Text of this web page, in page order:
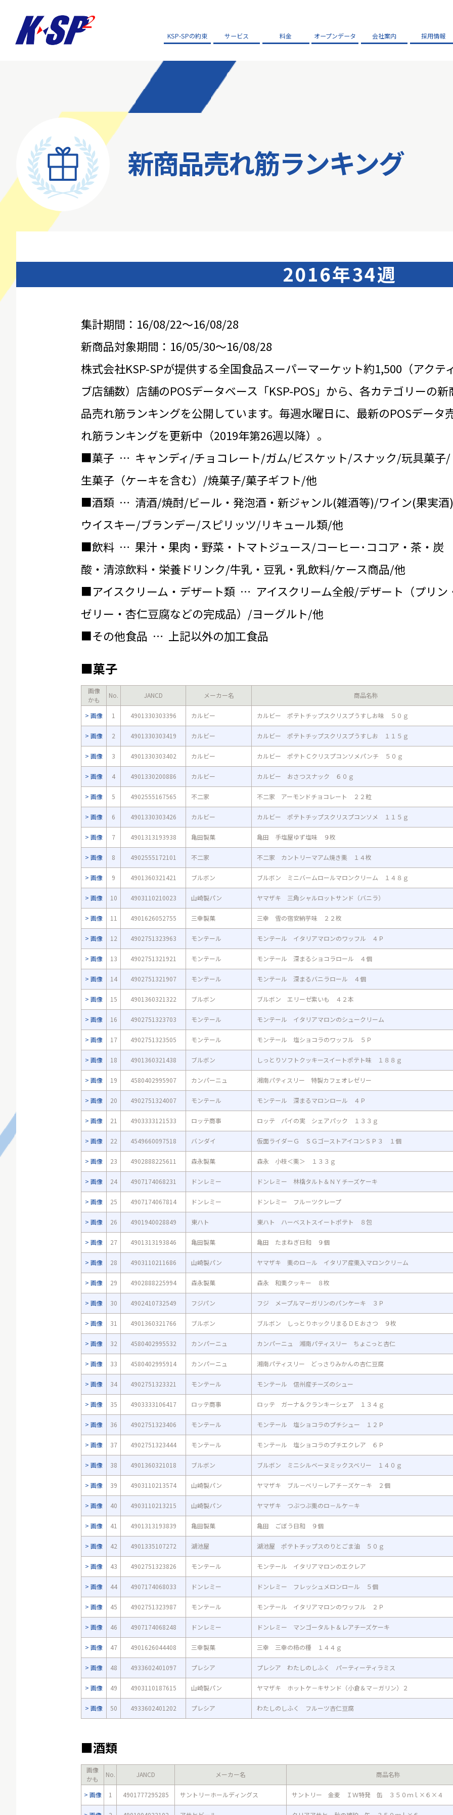
KSP-SPの約束 サービス 料金 オープンデータ 会社案内 採用情報
新商品売れ筋ランキング
2016年34週
集計期間：16/08/22～16/08/28
新商品対象期間：16/05/30～16/08/28
株式会社KSP-SPが提供する全国食品スーパーマーケット約1,500（アクテ
ブ店舗数）店舗のPOSデータベース「KSP-POS」から、各カテゴリーの新
品売れ筋ランキングを公開しています。毎週水曜日に、最新のPOSデータ
れ筋ランキングを更新中（2019年第26週以降）。
■菓子 … キャンディ/チョコレート/ガム/ビスケット/スナック/玩具菓子/
生菓子（ケーキを含む）/焼菓子/菓子ギフト/他
■酒類 … 清酒/焼酎/ビール・発泡酒・新ジャンル(雑酒等)/ワイン(果実
ウイスキー/ブランデー/スピリッツ/リキュール類/他
■飲料 … 果汁・果肉・野菜・トマトジュース/コーヒー･ココア・茶・炭
酸・清涼飲料・栄養ドリンク/牛乳・豆乳・乳飲料/ケース商品/他
■アイスクリーム・デザート類 … アイスクリーム全般/デザート（プリン
ゼリー・杏仁豆腐などの完成品）/ヨーグルト/他
■その他食品 … 上記以外の加工食品
■菓子
画像
かも
No. JANCD メーカー名 商品名称
画像 1 4901330303396 カルビー カルビー ポテトチップスクリスプうすしお味 ５０ｇ
画像 2 4901330303419 カルビー カルビー ポテトチップスクリスプうすしお １１５ｇ
画像 3 4901330303402 カルビー カルビー ポテトＣクリスプコンソメパンチ ５０ｇ
画像 4 4901330200886 カルビー カルビー おさつスナック ６０ｇ
画像 5 4902555167565 不二家 不二家 アーモンドチョコレート ２２粒
画像 6 4901330303426 カルビー カルビー ポテトチップスクリスプコンソメ １１５ｇ
画像 7 4901313193938 亀田製菓 亀田 手塩屋ゆず塩味 ９枚
画像 8 4902555172101 不二家 不二家 カントリーマアム焼き栗 １４枚
画像 9 4901360321421 ブルボン ブルボン ミニバームロールマロンクリーム １４８ｇ
画像 10 4903110210023 山崎製パン ヤマザキ 三角シャルロットサンド（バニラ）
画像 11 4901626052755 三幸製菓 三幸 雪の宿安納芋味 ２２枚
画像 12 4902751323963 モンテール モンテール イタリアマロンのワッフル ４Ｐ
画像 13 4902751321921 モンテール モンテール 深まるショコラロール ４個
画像 14 4902751321907 モンテール モンテール 深まるバニラロール ４個
画像 15 4901360321322 ブルボン ブルボン エリーゼ紫いも ４２本
画像 16 4902751323703 モンテール モンテール イタリアマロンのシュークリーム
画像 17 4902751323505 モンテール モンテール 塩ショコラのワッフル ５Ｐ
画像 18 4901360321438 ブルボン しっとりソフトクッキースイートポテト味 １８８ｇ
画像 19 4580402995907 カンパーニュ 湘南パティスリー 特製カフェオレゼリー
画像 20 4902751324007 モンテール モンテール 深まるマロンロール ４Ｐ
画像 21 4903333121533 ロッテ商事 ロッテ パイの実 シェアパック １３３ｇ
画像 22 4549660097518 バンダイ 仮面ライダーＧ ＳＧゴーストアイコンＳＰ３ １個
画像 23 4902888225611 森永製菓 森永 小枝＜栗＞ １３３ｇ
画像 24 4907174068231 ドンレミー ドンレミー 林檎タルト＆ＮＹチーズケーキ
画像 25 4907174067814 ドンレミー ドンレミー フルーツクレープ
画像 26 4901940028849 東ハト 東ハト ハーベストスイートポテト ８包
画像 27 4901313193846 亀田製菓 亀田 たまねぎ日和 ９個
画像 28 4903110211686 山崎製パン ヤマザキ 栗のロ－ル イタリア産栗入マロンクリ－ム
画像 29 4902888225994 森永製菓 森永 和栗クッキー ８枚
画像 30 4902410732549 フジパン フジ メープルマーガリンのパンケーキ ３Ｐ
画像 31 4901360321766 ブルボン ブルボン しっとりホックリまるＤＥおさつ ９枚
画像 32 4580402995532 カンパーニュ カンパーニュ 湘南パティスリー ちょこっと杏仁
画像 33 4580402995914 カンパーニュ 湘南パティスリー どっさりみかんの杏仁豆腐
画像 34 4902751323321 モンテール モンテール 信州産チーズのシュー
画像 35 4903333106417 ロッテ商事 ロッテ ガーナ＆クランキーシェア １３４ｇ
画像 36 4902751323406 モンテール モンテール 塩ショコラのプチシュー １２Ｐ
画像 37 4902751323444 モンテール モンテール 塩ショコラのプチエクレア ６Ｐ
画像 38 4901360321018 ブルボン ブルボン ミニシルベーヌミックスベリー １４０ｇ
画像 39 4903110213574 山崎製パン ヤマザキ ブル－ベリ－レアチ－ズケ－キ ２個
画像 40 4903110213215 山崎製パン ヤマザキ つぶつぶ栗のロ－ルケ－キ
画像 41 4901313193839 亀田製菓 亀田 ごぼう日和 ９個
画像 42 4901335107272 湖池屋 湖池屋 ポテトチップスのりとごま油 ５０ｇ
画像 43 4902751323826 モンテール モンテール イタリアマロンのエクレア
画像 44 4907174068033 ドンレミー ドンレミー フレッシュメロンロール ５個
画像 45 4902751323987 モンテール モンテール イタリアマロンのワッフル ２Ｐ
画像 46 4907174068248 ドンレミー ドンレミー マンゴータルト＆レアチーズケーキ
画像 47 4901626044408 三幸製菓 三幸 三幸の柿の種 １４４ｇ
画像 48 4933602401097 プレシア プレシア わたしのしふく パーティーティラミス
画像 49 4903110187615 山崎製パン ヤマザキ ホットケ－キサンド（小倉＆マ－ガリン）２
画像 50 4933602401202 プレシア わたしのしふく フルーツ杏仁豆腐
■酒類
画像
かも
No. JANCD メーカー名 商品名称
画像 1 4901777295285 サントリーホールディングス サントリー 金麦 ＩＷ特発 缶 ３５０ｍｌ×６×４